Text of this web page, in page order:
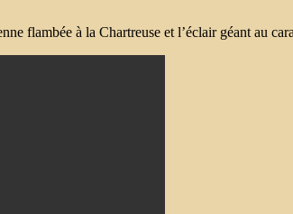
flambée à la Chartreuse et l’éclair géant au